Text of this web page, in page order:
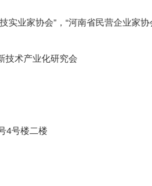
实业家协会”，“河南省民营企业家协
技术产业化研究会
4号楼二楼